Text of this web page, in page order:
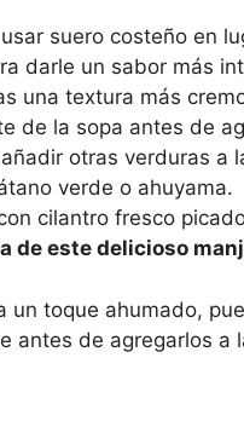
suero costeño en
darle un sabor más
una textura más
de la sopa antes de
otras verduras a
verde o ahuyama.
cilantro fresco
de este delicioso
un toque ahumado,
antes de agregarlos a